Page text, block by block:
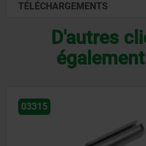
TÉLÉCHARGEMENTS
D'autres